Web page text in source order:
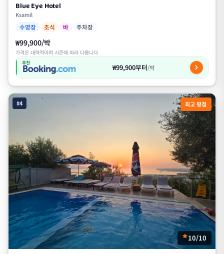
Blue Eye Hotel
Ksamil
수영장
조식 바 주차장
₩99,900/박
가격은 대략적이며 시즌에 따라 다릅니다
추천 ₩99,900부터/박
#4 최고 평점
10/10